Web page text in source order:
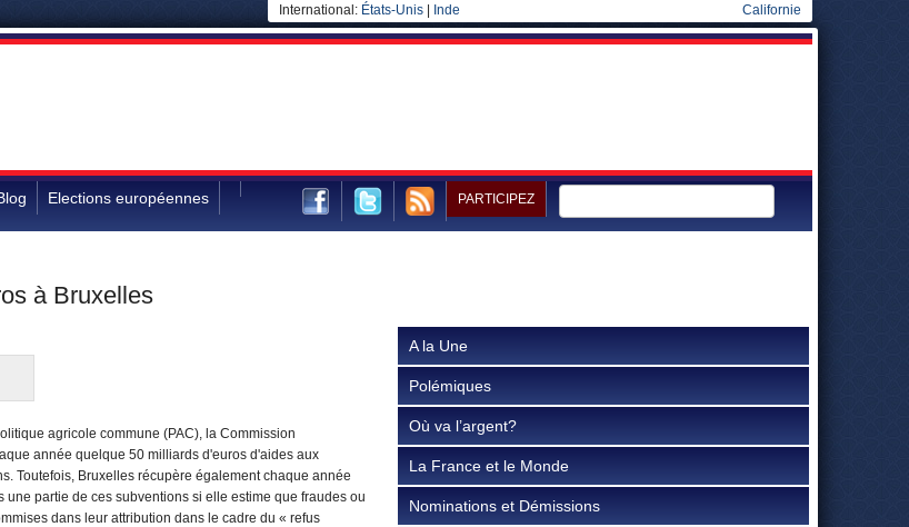
International: États-Unis Inde Californie
Elections européennes PARTICIPEZ
à Bruxelles
agricole commune (PAC), la Commission
année quelque 50 milliards d'euros d'aides aux
Toutefois, Bruxelles récupère également chaque année
une partie de ces subventions si elle estime que fraudes ou
dans leur attribution dans le cadre du « refus
A la Une
Polémiques
Où va l’argent?
La France et le Monde
Nominations et Démissions